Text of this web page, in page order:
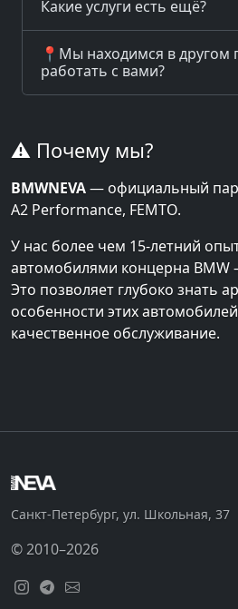
Какие услуги есть ещё?
📍Мы находимся в другом
работать с вами?
⚠️ Почему мы?
BMWNEVA— официальный
A2 Performance, FEMTO.
У нас более чем 15-летний
автомобилями концерна BMW
Это позволяет глубоко знать
особенности этих
качественное обслуживание.
Санкт-Петербург, ул. Школьная, 37
© 2010–2026